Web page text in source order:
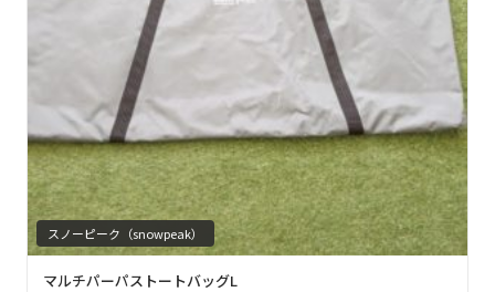
スノーピーク（snowpeak）
マルチパーパストートバッグL